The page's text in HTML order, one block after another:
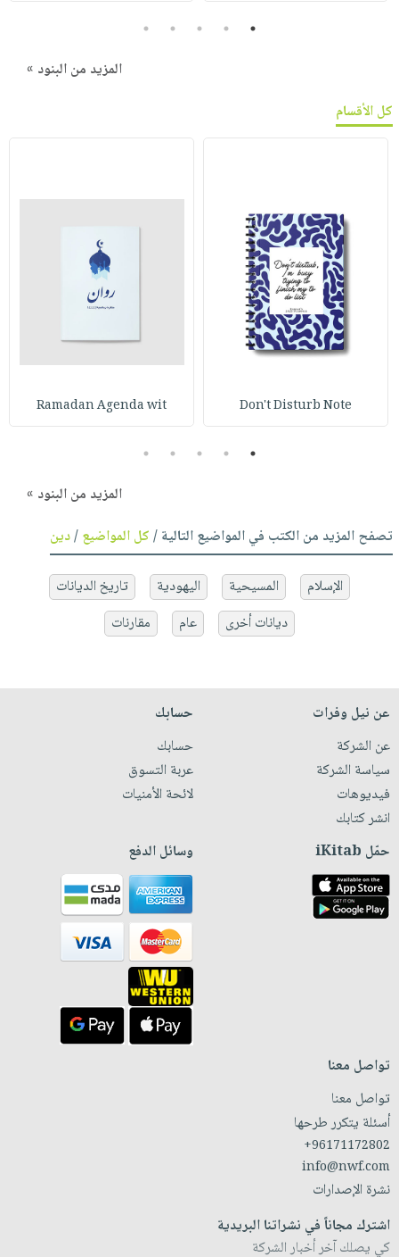
1
2
3
4
5
المزيد من البنود »
كل الأقسام
Don't Disturb Note
Ramadan Agenda wit
1
2
3
4
5
المزيد من البنود »
تصفح المزيد من الكتب في المواضيع التالية /كل المواضيع/دين
الإسلام المسيحية اليهودية
تاريخ الديانات
ديانات أخرى
عام مقارنات
عن نيل وفرات
عن الشركة
سياسة الشركة
فيديوهات
انشر كتابك
حسابك
حسابك
عربة التسوق
لائحة الأمنيات
حمّل iKitab وسائل الدفع
تواصل معنا
تواصل معنا
أسئلة يتكرر طرحها
+96171172802
info@nwf.com
نشرة الإصدارات
اشترك مجاناً في نشراتنا البريدية
كي يصلك آخر أخبار الشركة